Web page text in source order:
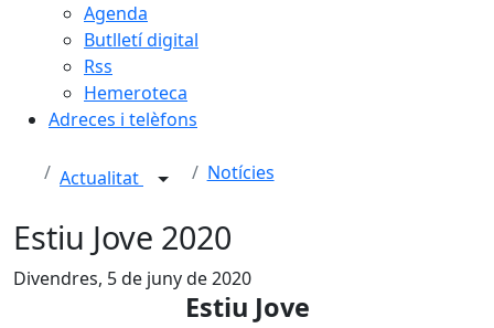
Agenda
Butlletí digital
Rss
Hemeroteca
Adreces i telèfons
Actualitat Notícies
Estiu Jove 2020
Divendres, 5 de juny de 2020
Estiu Jove